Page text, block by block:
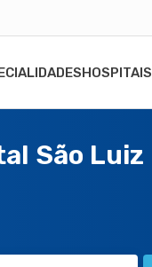
HOSPITAIS
São Luiz